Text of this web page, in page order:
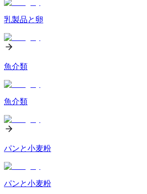
乳製品と卵
魚介類
魚介類
パンと小麦粉
パンと小麦粉